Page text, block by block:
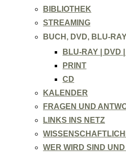
BIBLIOTHEK
STREAMING
BUCH, DVD, BLU-
BLU-RAY | DVD
PRINT
CD
KALENDER
FRAGEN UND
LINKS INS NETZ
WER WIRD SIND